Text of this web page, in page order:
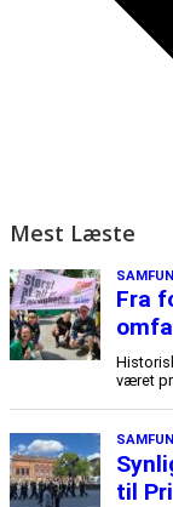
Mest Læste
Fra
været
til